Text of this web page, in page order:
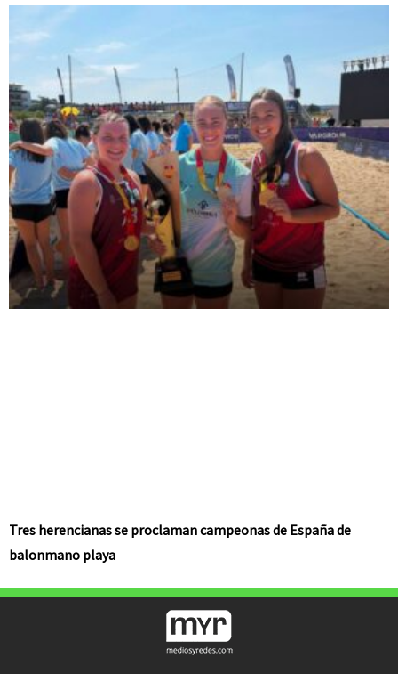
Tres herencianas se proclaman campeonas de España de
balonmano playa